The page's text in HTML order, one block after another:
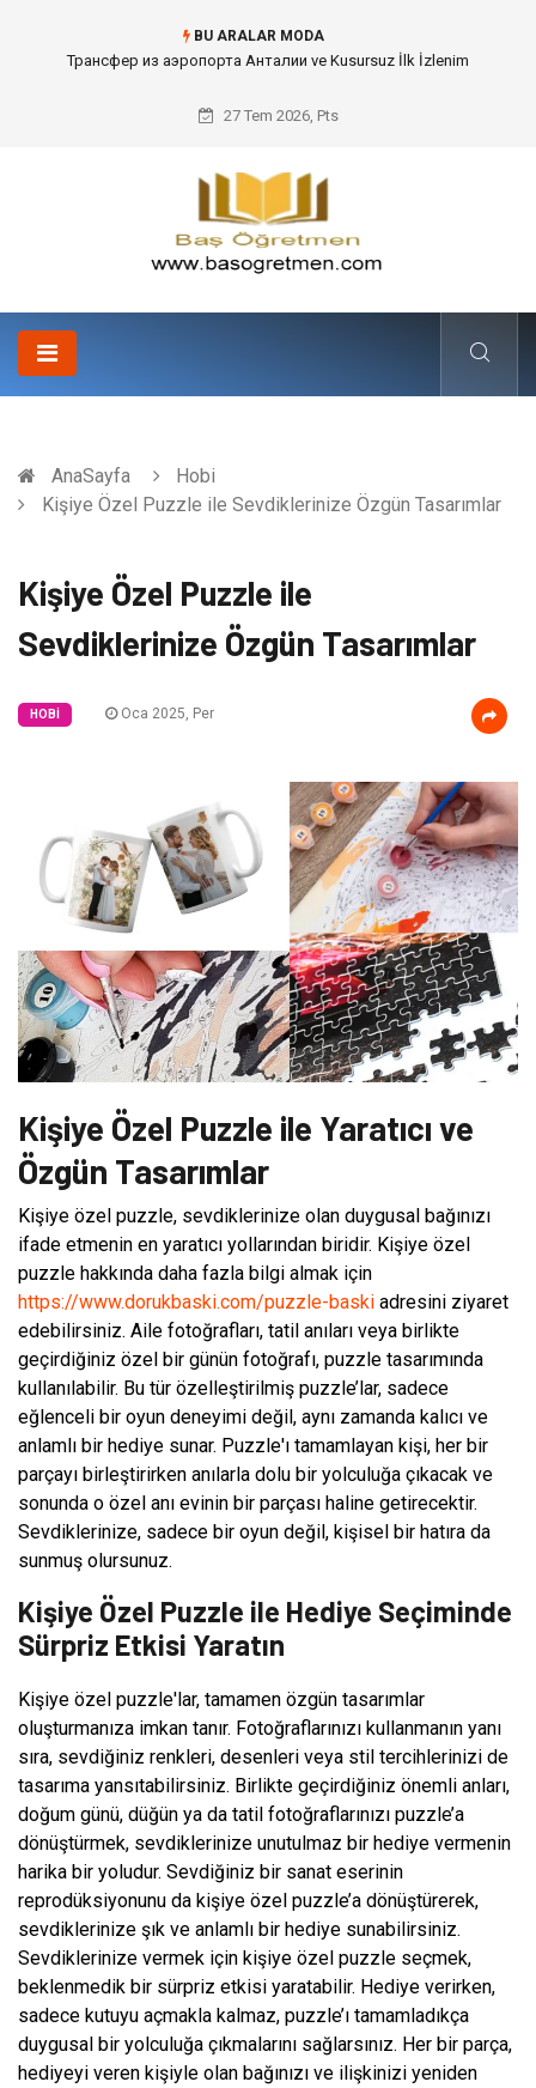
BU ARALAR MODA
Kafes Sandık ve Peyzaj Mimarisinde Dev Bitkilerin Transferi
27 Tem 2026, Pts
AnaSayfa
Hobi
Kişiye Özel Puzzle ile Sevdiklerinize Özgün Tasarımlar
Kişiye Özel Puzzle ile
Sevdiklerinize Özgün Tasarımlar
HOBI Oca 2025, Per
Kişiye Özel Puzzle ile Yaratıcı ve
Özgün Tasarımlar
Kişiye özel puzzle, sevdiklerinize olan duygusal bağınızı
ifade etmenin en yaratıcı yollarından biridir. Kişiye özel
puzzle hakkında daha fazla bilgi almak için
https://www.dorukbaski.com/puzzle-baski adresini ziyaret
edebilirsiniz. Aile fotoğrafları, tatil anıları veya birlikte
geçirdiğiniz özel bir günün fotoğrafı, puzzle tasarımında
kullanılabilir. Bu tür özelleştirilmiş puzzle’lar, sadece
eğlenceli bir oyun deneyimi değil, aynı zamanda kalıcı ve
anlamlı bir hediye sunar. Puzzle'ı tamamlayan kişi, her bir
parçayı birleştirirken anılarla dolu bir yolculuğa çıkacak ve
sonunda o özel anı evinin bir parçası haline getirecektir.
Sevdiklerinize, sadece bir oyun değil, kişisel bir hatıra da
sunmuş olursunuz.
Kişiye Özel Puzzle ile Hediye Seçiminde
Sürpriz Etkisi Yaratın
Kişiye özel puzzle'lar, tamamen özgün tasarımlar
oluşturmanıza imkan tanır. Fotoğraflarınızı kullanmanın yanı
sıra, sevdiğiniz renkleri, desenleri veya stil tercihlerinizi de
tasarıma yansıtabilirsiniz. Birlikte geçirdiğiniz önemli anları,
doğum günü, düğün ya da tatil fotoğraflarınızı puzzle’a
dönüştürmek, sevdiklerinize unutulmaz bir hediye vermenin
harika bir yoludur. Sevdiğiniz bir sanat eserinin
reprodüksiyonunu da kişiye özel puzzle’a dönüştürerek,
sevdiklerinize şık ve anlamlı bir hediye sunabilirsiniz.
Sevdiklerinize vermek için kişiye özel puzzle seçmek,
beklenmedik bir sürpriz etkisi yaratabilir. Hediye verirken,
sadece kutuyu açmakla kalmaz, puzzle’ı tamamladıkça
duygusal bir yolculuğa çıkmalarını sağlarsınız. Her bir parça,
hediyeyi veren kişiyle olan bağınızı ve ilişkinizi yeniden